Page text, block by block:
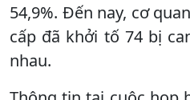
54,9%. Đến nay, cơ
cấp đã khởi tố 74 bị
nhau.